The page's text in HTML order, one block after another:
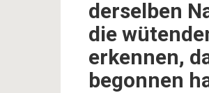
derselben
die
erkennen,
begonnen